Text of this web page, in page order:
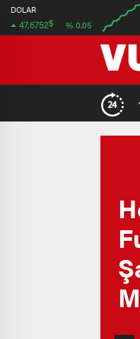
DOLAR
47,6752$ % 0.05
00:00
46.5